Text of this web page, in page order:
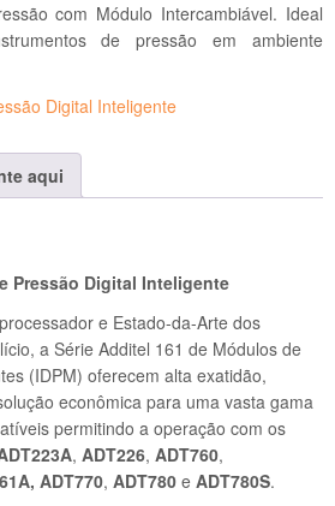
com Módulo Intercambiável. Ideal
de pressão em ambiente
Digital Inteligente
aqui
Pressão Digital Inteligente
e Estado-da-Arte dos
a Série Additel 161 de Módulos de
(IDPM) oferecem alta exatidão,
econômica para uma vasta gama
permitindo a operação com os
, ADT226, ADT760,
ADT770, ADT780 e ADT780S.